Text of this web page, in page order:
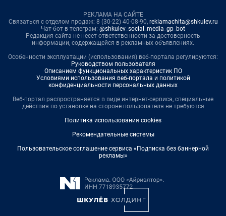
РЕКЛАМА НА САЙТЕ
Связаться с отделом продаж: 8 (30-22) 40-08-90, reklamachita@shkulev.ru
Чат-бот в телеграм: @shkulev_social_media_gp_bot
Редакция сайта не несет ответственности за достоверность
информации, содержащейся в рекламных объявлениях.
Особенности эксплуатации (использования) веб-портала регулируются:
Руководством пользователя
Описанием функциональных характеристик ПО
Условиями использования веб-портала и политикой
конфиденциальности персональных данных
Веб-портал распространяется в виде интернет-сервиса, специальные
действия по установке на стороне пользователя не требуются
Политика использования cookies
Рекомендательные системы
Пользовательское соглашение сервиса «Подписка без баннерной
рекламы»